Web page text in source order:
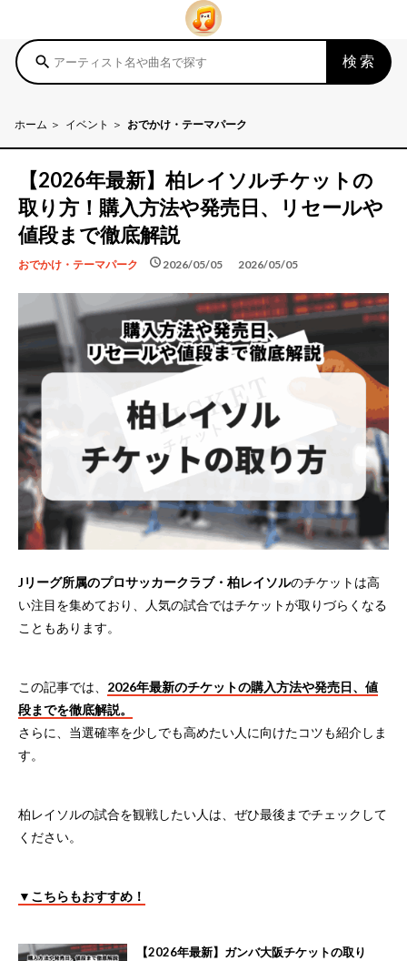
search 検索
ホーム イベント おでかけ・テーマパーク
【2026年最新】柏レイソルチケットの
取り方！購入方法や発売日、リセールや
値段まで徹底解説
おでかけ・テーマパーク schedule 2026/05/05
schedule 2026/05/05
Jリーグ所属のプロサッカークラブ・柏レイソルのチケットは高
い注目を集めており、人気の試合ではチケットが取りづらくなる
こともあります。
この記事では、 2026年最新のチケットの購入方法や発売日、値
段までを徹底解説。
さらに、当選確率を少しでも高めたい人に向けたコツも紹介しま
す。
柏レイソルの試合を観戦したい人は、ぜひ最後までチェックして
ください。
▼こちらもおすすめ！
【2026年最新】ガンバ大阪チケットの取り